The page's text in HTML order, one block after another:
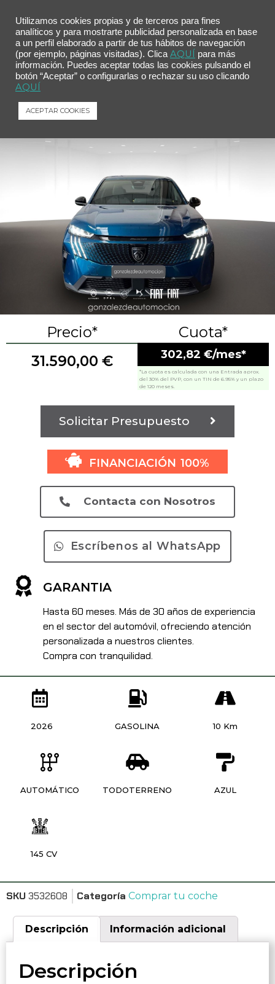
/Comprar tu coche/ Peugeot 3008 Hybrid 1.2 107KW Allure Exclusive eDCS6
Peugeot 3008 Hybrid 1.2 107KW Allure
Exclusive eDCS6
Precio*
31.590,00 €
Cuota*
302,82 €/mes*
*La cuota es calculada con una Entrada aprox.
del 30% del PVP, con un TIN de 6.95% y un plazo
de 120 meses.
Solicitar Presupuesto
FINANCIACIÓN 100%
Contacta con Nosotros
Escríbenos al WhatsApp
GARANTIA
Hasta 60 meses. Más de 30 años de experiencia
en el sector del automóvil, ofreciendo atención
personalizada a nuestros clientes.
Compra con tranquilidad.
2026 GASOLINA 10 Km
AUTOMÁTICO TODOTERRENO AZUL
145 CV
SKU 3532608 Categoría Comprar tu coche
Descripción Información adicional
Descripción
Utilizamos cookies propias y de terceros para fines
analíticos y para mostrarte publicidad personalizada en base
a un perfil elaborado a partir de tus hábitos de navegación
(por ejemplo, páginas visitadas). Clica AQUÍ para más
información. Puedes aceptar todas las cookies pulsando el
botón “Aceptar” o configurarlas o rechazar su uso clicando
AQUÍ
ACEPTAR COOKIES